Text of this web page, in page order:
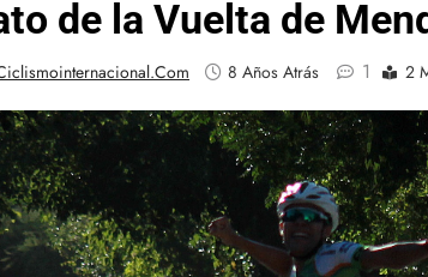
de la Vuelta de
8 Años Atrás 1 2